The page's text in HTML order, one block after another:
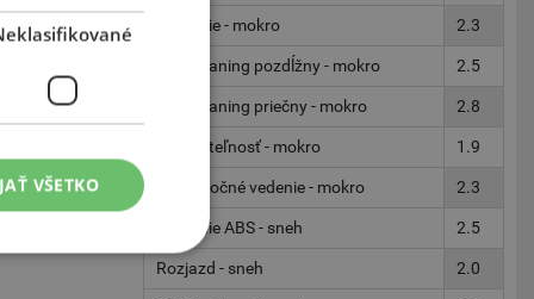
nízke
Brzdenie - mokro 2.3
Aquaplaning pozdĺžny - mokro 2.5
Aquaplaning priečny - mokro 2.8
Ovládateľnosť - mokro 1.9
Kruh/Bočné vedenie - mokro 2.3
Brzdenie ABS - sneh 2.5
Rozjazd - sneh 2.0
VŠETKO